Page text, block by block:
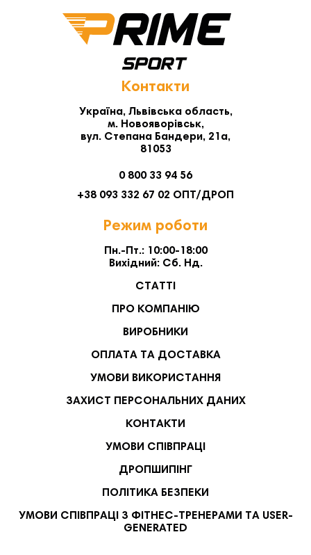
Контакти
Україна, Львівська область,
м. Новояворівськ,
вул. Степана Бандери, 21а,
81053
0 800 33 94 56
+38 093 332 67 02 ОПТ/ДРОП
Режим роботи
Пн.-Пт.: 10:00-18:00
Вихідний: Сб. Нд.
СТАТТІ
ПРО КОМПАНІЮ
ВИРОБНИКИ
ОПЛАТА ТА ДОСТАВКА
УМОВИ ВИКОРИСТАННЯ
ЗАХИСТ ПЕРСОНАЛЬНИХ ДАНИХ
КОНТАКТИ
УМОВИ СПІВПРАЦІ
ДРОПШИПІНГ
ПОЛІТИКА БЕЗПЕКИ
УМОВИ СПІВПРАЦІ З ФІТНЕС-ТРЕНЕРАМИ ТА USER-
GENERATED